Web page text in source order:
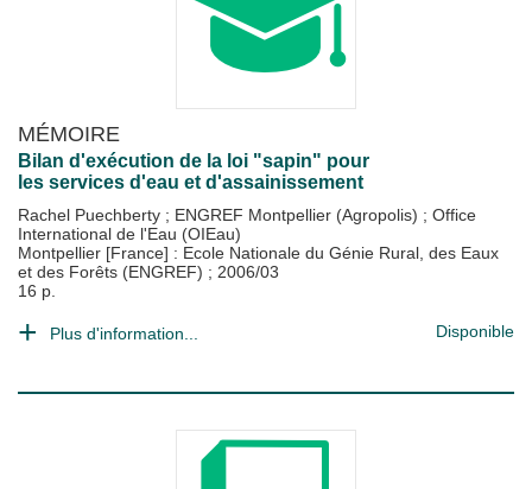
MÉMOIRE
Bilan d'exécution de la loi "sapin" pour
les services d'eau et d'assainissement
Rachel Puechberty ; ENGREF Montpellier (Agropolis) ; Office
International de l'Eau (OIEau)
Montpellier [France] : Ecole Nationale du Génie Rural, des Eaux
et des Forêts (ENGREF) ; 2006/03
16 p.
Plus d'information... Disponible